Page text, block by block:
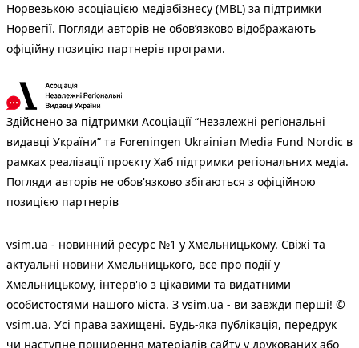
Норвезькою асоціацією медіабізнесу (MBL) за підтримки
Норвегії. Погляди авторів не обов’язково відображають
офіційну позицію партнерів програми.
Здійснено за підтримки Асоціації “Незалежні регіональні
видавці України” та Foreningen Ukrainian Media Fund Nordic в
рамках реалізації проєкту Хаб підтримки регіональних медіа.
Погляди авторів не обов'язково збігаються з офіційною
позицією партнерів
vsim.ua - новинний ресурс №1 у Хмельницькому. Свіжі та
актуальні новини Хмельницького, все про події у
Хмельницькому, інтерв'ю з цікавими та видатними
особистостями нашого міста. З vsim.ua - ви завжди перші! ©
vsim.ua. Усі права захищені. Будь-яка публiкацiя, передрук
чи наступне поширення матеріалів сайту у друкованих або